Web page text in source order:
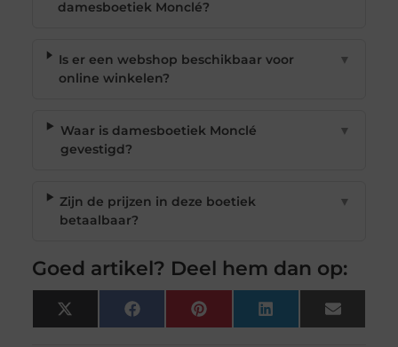
damesboetiek Monclé?
Is er een webshop beschikbaar voor
online winkelen?
▼
Waar is damesboetiek Monclé
gevestigd?
▼
Zijn de prijzen in deze boetiek
betaalbaar?
▼
Goed artikel? Deel hem dan op:
X
(Twitter)
FacebookPinterest LinkedIn Email